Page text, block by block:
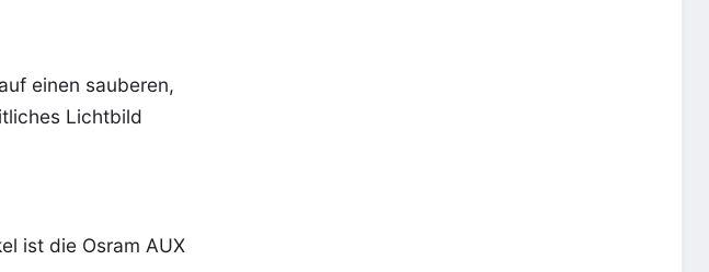
einen sauberen,
Lichtbild
ist die Osram AUX